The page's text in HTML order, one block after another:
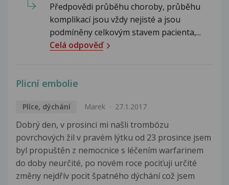
Předpovědi průběhu choroby, průběhu
komplikací jsou vždy nejisté a jsou
podmíněny celkovým stavem pacienta,...
Celá odpověď
Plicní embolie
Plíce, dýchání Marek 27.1.2017
Dobrý den, v prosinci mi našli trombózu
povrchových žil v pravém lýtku od 23 prosince jsem
byl propuštěn z nemocnice s léčením warfarinem
do doby neurčité, po novém roce pociťuji určité
změny nejdřív pocit špatného dýchání což jsem